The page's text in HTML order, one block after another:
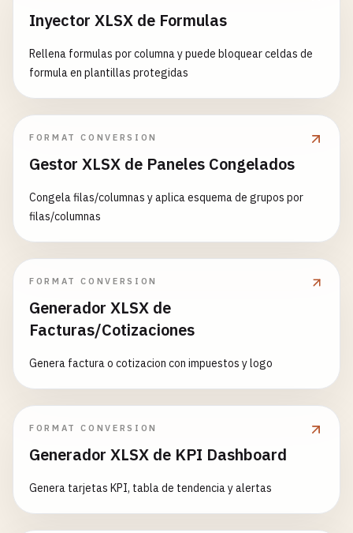
Inyector XLSX de Formulas
Rellena formulas por columna y puede bloquear celdas de
formula en plantillas protegidas
FORMAT CONVERSION
Gestor XLSX de Paneles Congelados
Congela filas/columnas y aplica esquema de grupos por
filas/columnas
FORMAT CONVERSION
Generador XLSX de
Facturas/Cotizaciones
Genera factura o cotizacion con impuestos y logo
FORMAT CONVERSION
Generador XLSX de KPI Dashboard
Genera tarjetas KPI, tabla de tendencia y alertas